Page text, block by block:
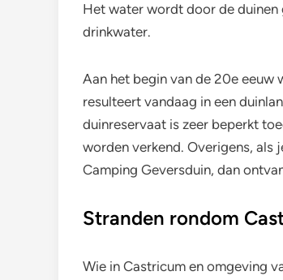
Het water wordt door de duinen
drinkwater.
Aan het begin van de 20e eeuw
resulteert vandaag in een
duinreservaat is zeer beperkt
worden verkend. Overigens, als
Camping Geversduin, dan
Stranden rondom
Wie in Castricum en omgeving